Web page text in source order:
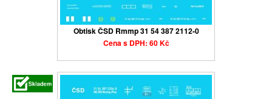
Obtisk ČSD Rmmp 31 54 387 2112-0
Cena s DPH: 60 Kč